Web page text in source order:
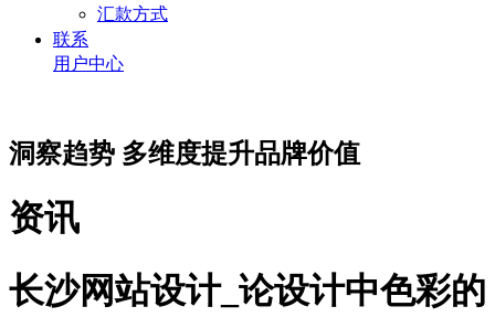
汇款方式
联系
用户中心
洞察趋势 多维度提升品牌价值
资讯
长沙网站设计_论设计中色彩的